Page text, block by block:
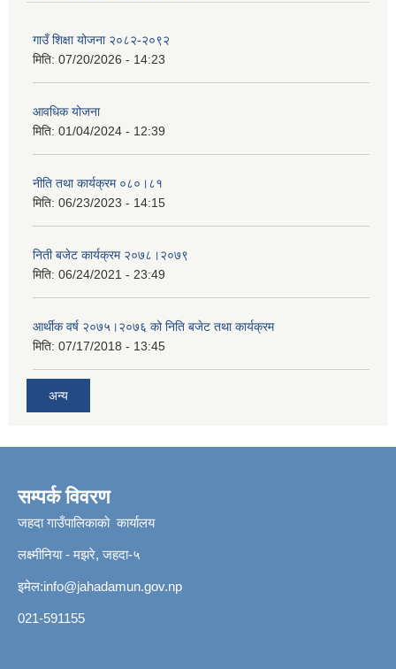
गाउँ शिक्षा योजना २०८२-२०९२
मिति: 07/20/2026 - 14:23
आवधिक योजना
मिति: 01/04/2024 - 12:39
नीति तथा कार्यक्रम ०८०।८१
मिति: 06/23/2023 - 14:15
निती बजेट कार्यक्रम २०७८।२०७९
मिति: 06/24/2021 - 23:49
आर्थीक वर्ष २०७५।२०७६ को निति बजेट तथा कार्यक्रम
मिति: 07/17/2018 - 13:45
अन्य
सम्पर्क विवरण
जहदा गाउँपालिकाको कार्यालय
लक्ष्मीनिया - मझरे, जहदा-५
इमेल:info@jahadamun.gov.np
021-591155